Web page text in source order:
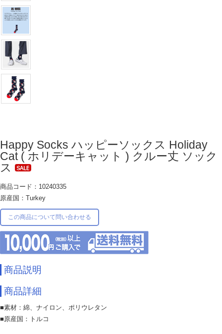
Happy Socks ハッピーソックス Holiday
Cat ( ホリデーキャット ) クルー丈 ソック
ス
商品コード：10240335
原産国：Turkey
この商品について問い合わせる
商品説明
商品詳細
■素材：綿、ナイロン、ポリウレタン
■原産国：トルコ